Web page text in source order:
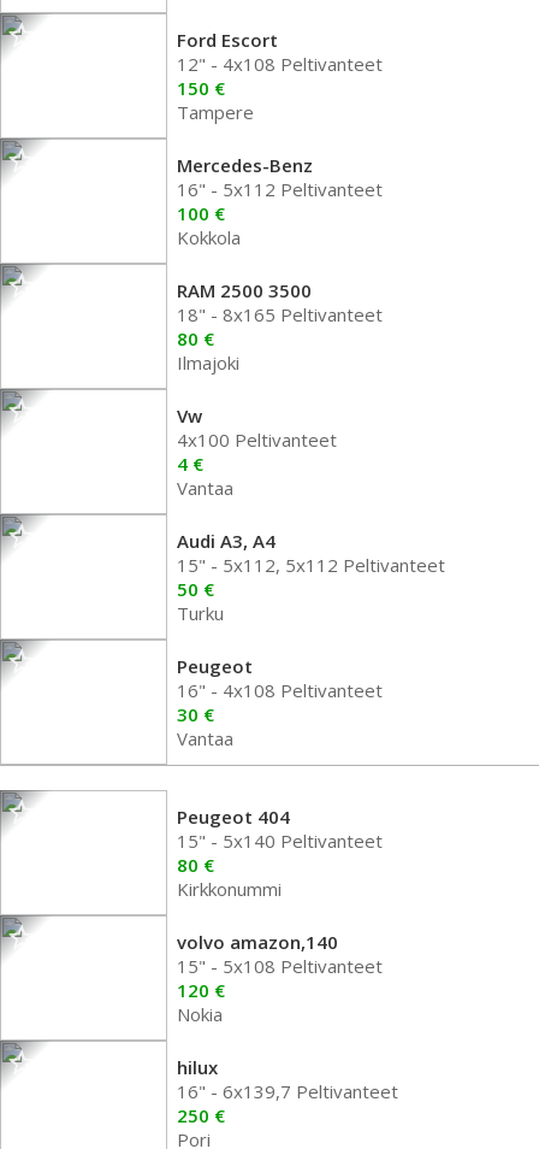
Ford Escort
12" - 4x108 Peltivanteet
150 €
Tampere
Mercedes-Benz
16" - 5x112 Peltivanteet
100 €
Kokkola
RAM 2500 3500
18" - 8x165 Peltivanteet
80 €
Ilmajoki
Vw
4x100 Peltivanteet
4 €
Vantaa
Audi A3, A4
15" - 5x112, 5x112 Peltivanteet
50 €
Turku
Peugeot
16" - 4x108 Peltivanteet
30 €
Vantaa
Peugeot 404
15" - 5x140 Peltivanteet
80 €
Kirkkonummi
volvo amazon,140
15" - 5x108 Peltivanteet
120 €
Nokia
hilux
16" - 6x139,7 Peltivanteet
250 €
Pori